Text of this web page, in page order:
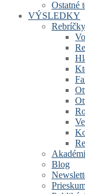
Ostatné
VÝSLEDKY
Blog